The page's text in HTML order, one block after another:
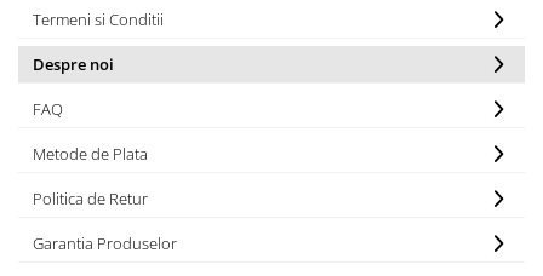
Termeni si Conditii
Despre noi
FAQ
Metode de Plata
Politica de Retur
Garantia Produselor